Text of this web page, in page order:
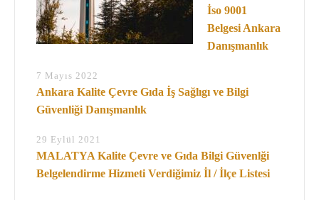
İso 9001
Belgesi Ankara
Danışmanlık
7 Mayıs 2022
Ankara Kalite Çevre Gıda İş Sağlıgı ve Bilgi
Güvenliği Danışmanlık
29 Eylül 2021
MALATYA Kalite Çevre ve Gıda Bilgi Güvenlği
Belgelendirme Hizmeti Verdiğimiz İl / İlçe Listesi